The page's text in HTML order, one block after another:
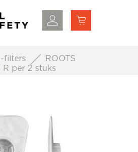
filters
ROOTS
R per 2 stuks